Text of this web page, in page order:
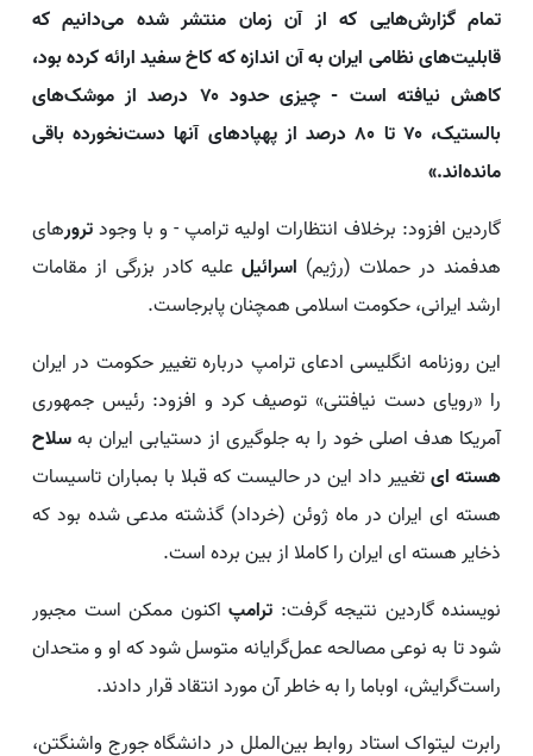
تمام گزارش‌هایی که از آن زمان منتشر شده می‌دانیم که
قابلیت‌های نظامی ایران به آن اندازه که کاخ سفید ارائه کرده بود،
کاهش نیافته است - چیزی حدود ۷۰ درصد از موشک‌های
بالستیک، ۷۰ تا ۸۰ درصد از پهپادهای آنها دست‌نخورده باقی
مانده‌اند.»
گاردین افزود: برخلاف انتظارات اولیه ترامپ - و با وجودترورهای
هدفمند در حملات (رژیم) اسرائیل علیه کادر بزرگی از مقامات
ارشد ایرانی، حکومت اسلامی همچنان پابرجاست.
این روزنامه انگلیسی ادعای ترامپ درباره تغییر حکومت در ایران
را «رویای دست نیافتنی» توصیف کرد و افزود: رئیس جمهوری
آمریکا هدف اصلی خود را به جلوگیری از دستیابی ایران بهسلاح
هسته ایتغییر داد این در حالیست که قبلا با بمباران تاسیسات
هسته ای ایران در ماه ژوئن (خرداد) گذشته مدعی شده بود که
ذخایر هسته ای ایران را کاملا از بین برده است.
نویسنده گاردین نتیجه گرفت: ترامپ اکنون ممکن است مجبور
شود تا به نوعی مصالحه عمل‌گرایانه متوسل شود که او و متحدان
راست‌گرایش، اوباما را به خاطر آن مورد انتقاد قرار دادند.
رابرت لیتواک استاد روابط بین‌الملل در دانشگاه جورج واشنگتن،